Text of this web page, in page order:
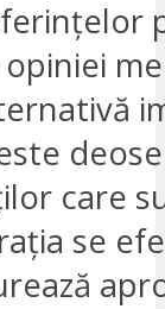
care
se